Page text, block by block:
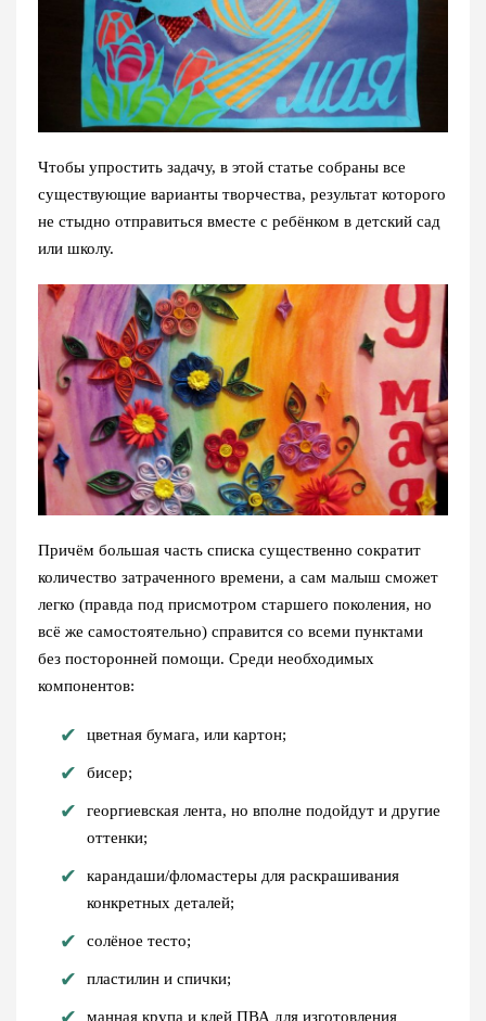
Чтобы упростить задачу, в этой статье собраны все
существующие варианты творчества, результат которого
не стыдно отправиться вместе с ребёнком в детский сад
или школу.
Причём большая часть списка существенно сократит
количество затраченного времени, а сам малыш сможет
легко (правда под присмотром старшего поколения, но
всё же самостоятельно) справится со всеми пунктами
без посторонней помощи. Среди необходимых
компонентов:
цветная бумага, или картон;
бисер;
георгиевская лента, но вполне подойдут и другие
оттенки;
карандаши/фломастеры для раскрашивания
конкретных деталей;
солёное тесто;
пластилин и спички;
манная крупа и клей ПВА для изготовления